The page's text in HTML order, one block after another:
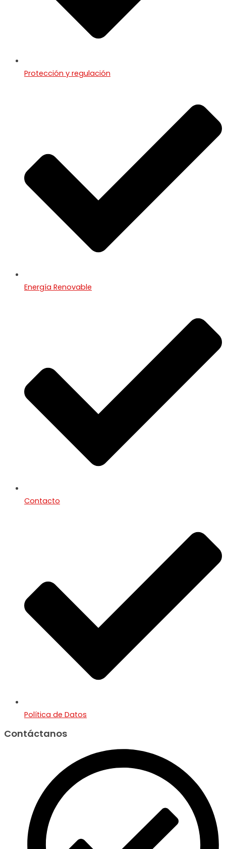
Protección y regulación
Energía Renovable
Contacto
Política de Datos
Contáctanos